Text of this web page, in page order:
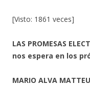
[Visto: 1861 veces]
LAS PROMESAS
nos espera en los
MARIO ALVA